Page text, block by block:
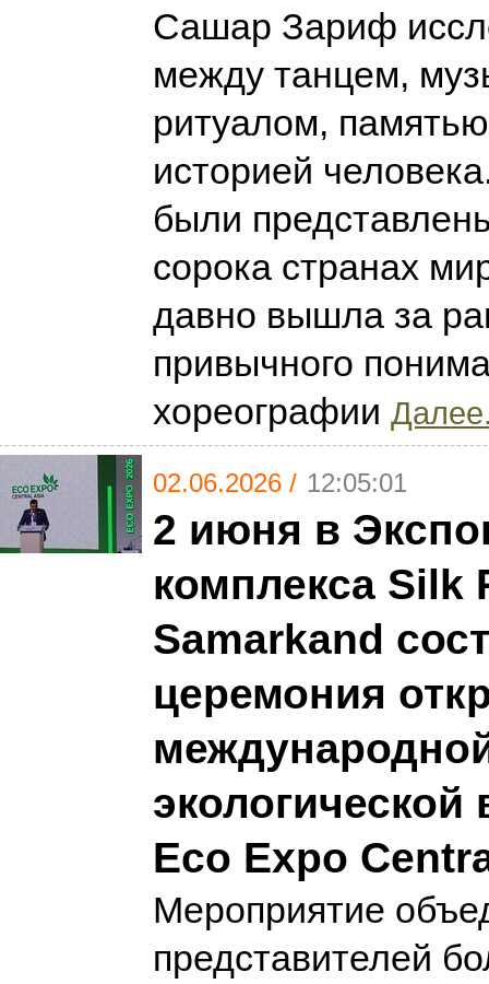
Сашар Зариф
между танцем,
ритуалом,
историей
были
сорока странах
давно вышла за
привычного
хореографии
02.06.2026 / 12:05:01
2 июня в
комплекса Silk
Samarkand
церемония
экологической
Eco Expo
Мероприятие
представителей